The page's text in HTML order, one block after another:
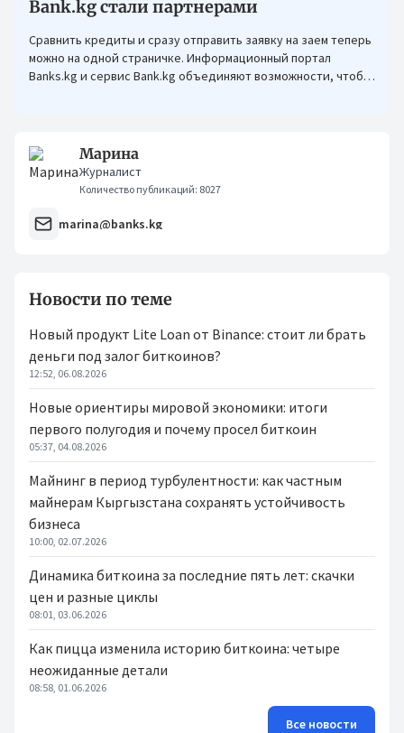
Bank.kg стали партнерами
Сравнить кредиты и сразу отправить заявку на заем теперь
можно на одной страничке. Информационный портал
Banks.kg и сервис Bank.kg объединяют возможности, чтобы
Марина
Журналист
Количество публикаций: 8027
marina@banks.kg
Новости по теме
Новый продукт Lite Loan от Binance: стоит ли брать
деньги под залог биткоинов?
12:52, 06.08.2026
Новые ориентиры мировой экономики: итоги
первого полугодия и почему просел биткоин
05:37, 04.08.2026
Майнинг в период турбулентности: как частным
майнерам Кыргызстана сохранять устойчивость
бизнеса
10:00, 02.07.2026
Динамика биткоина за последние пять лет: скачки
цен и разные циклы
08:01, 03.06.2026
Как пицца изменила историю биткоина: четыре
неожиданные детали
08:58, 01.06.2026
Все новости